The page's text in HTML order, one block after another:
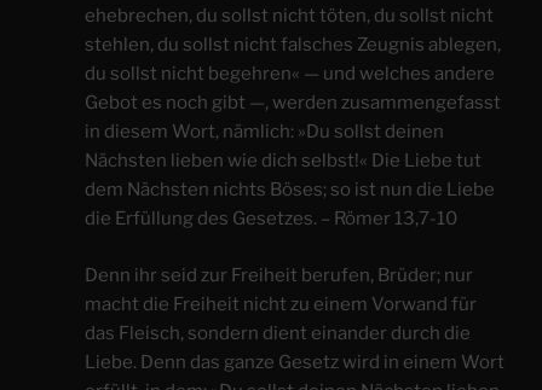
ehebrechen, du sollst nicht töten, du sollst nicht
stehlen, du sollst nicht falsches Zeugnis ablegen,
du sollst nicht begehren« — und welches andere
Gebot es noch gibt —, werden zusammengefasst
in diesem Wort, nämlich: »Du sollst deinen
Nächsten lieben wie dich selbst!« Die Liebe tut
dem Nächsten nichts Böses; so ist nun die Liebe
die Erfüllung des Gesetzes. – Römer 13,7-10
Denn ihr seid zur Freiheit berufen, Brüder; nur
macht die Freiheit nicht zu einem Vorwand für
das Fleisch, sondern dient einander durch die
Liebe. Denn das ganze Gesetz wird in einem Wort